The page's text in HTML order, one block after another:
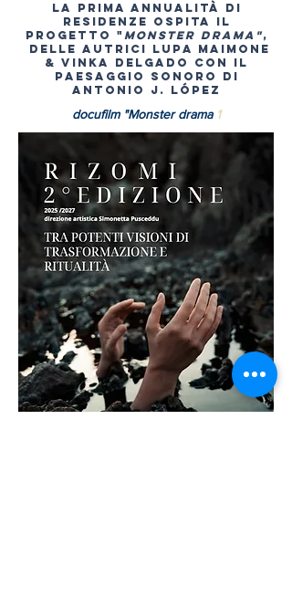
La prima annualità di
residenze ospita il
progetto "Monster Drama",
delle autrici Lupa Maimone
& Vinka Delgado con il
paesaggio sonoro di
Antonio J. López
docufilm "Monster drama1